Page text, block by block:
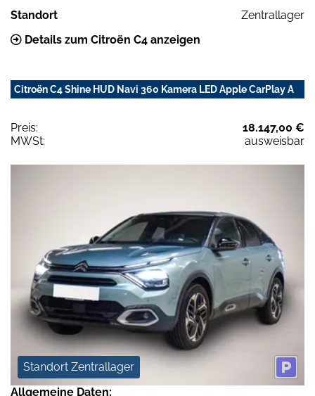
Standort
Zentrallager
Details zum Citroën C4 anzeigen
Citroën C4 Shine HUD Navi 360 Kamera LED Apple CarPlay A
Preis:
18.147,00 €
MWSt:
ausweisbar
Standort Zentrallager
Allgemeine Daten: